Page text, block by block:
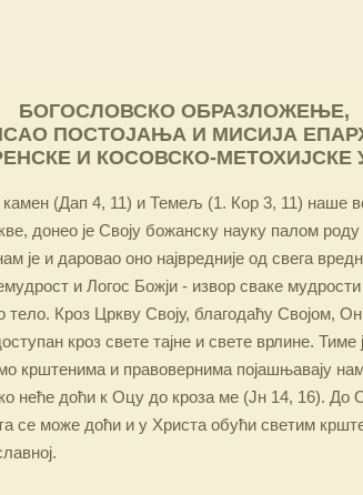
БОГОСЛОВСКО ОБРАЗЛОЖЕЊЕ,
ПОСТОЈАЊА И МИСИЈА
И КОСОВСКО-МЕТОХИЈСКЕ
камен (Дап 4, 11) и Темељ (1. Кор 3, 11) наше
донео је Своју божанску науку палом
је и даровао оно највредније од свега
и Логос Божји - извор сваке
Кроз Цркву Своју, благодаћу Својом,
кроз свете тајне и свете врлине. Тиме
крштенима и правовернима појашњавају
неће доћи к Оцу до кроза ме (Јн 14, 16). До
се може доћи и у Христа обући светим